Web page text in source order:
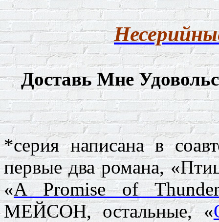
Доставь Мне
*серия написана в
первые два романа,
«APromise of
МЕЙСОН, остальные, «